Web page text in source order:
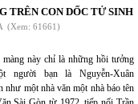
TRÊN CON DỐC TỬ SINH
(Xem: 61661)
này chỉ là những hồi tưởng
người bạn là Nguyễn-Xuân
một nhà văn một nhà báo tên